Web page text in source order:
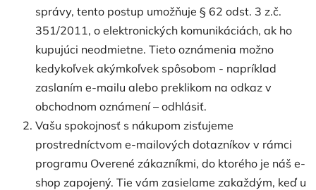
správy, tento postup umožňuje § 62 odst. 3 z.č.
351/2011, o elektronických komunikáciách, ak ho
kupujúci neodmietne. Tieto oznámenia možno
kedykoľvek akýmkoľvek spôsobom - napríklad
zaslaním e-mailu alebo preklikom na odkaz v
obchodnom oznámení – odhlásiť.
Vašu spokojnosť s nákupom zisťujeme
prostredníctvom e-mailových dotazníkov v rámci
programu Overené zákazníkmi, do ktorého je náš e-
shop zapojený. Tie vám zasielame zakaždým, keď u